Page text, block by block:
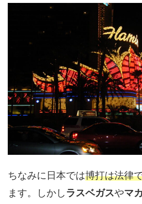
ちなみに日本では博打は法律
ます。しかし ラスベガスやマ